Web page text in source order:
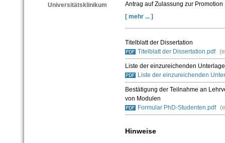
Universitätsklinikum
Antrag auf Zulassung zur Promotion
[ mehr ... ]
Titelblatt der Dissertation
Titelblatt der Dissertation.pdf
Liste der einzureichenden
Liste der einzureichenden
Bestätigung der Teilnahme an
von Modulen
Formular PhD-Studenten.pdf
Hinweise